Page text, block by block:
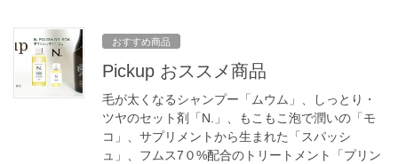
おすすめ商品
Pickup おススメ商品
毛が太くなるシャンプー「ムウム」、しっとり・
ツヤのセット剤「N.」、もこもこ泡で潤いの「モ
コ」、サプリメントから生まれた「スパッシ
ュ」、フムス7０%配合のトリートメント「プリン